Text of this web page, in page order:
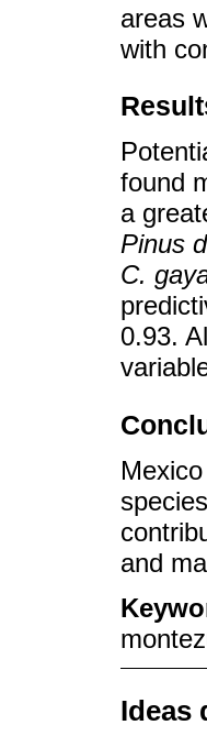
areas
with
found
a
Pinus
C.
0.93.
and
Ideas